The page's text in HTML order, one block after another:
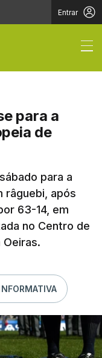
Entrar
para a
de
para a
râguebi, após
63-14, em
no Centro de
Oeiras.